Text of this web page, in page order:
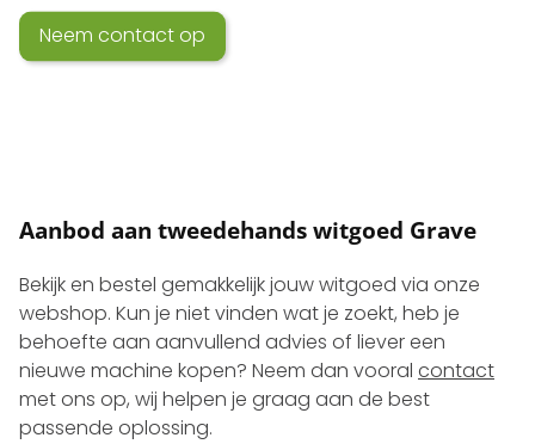
Neem contact op
Aanbod aan tweedehands witgoed Grave
Bekijk en bestel gemakkelijk jouw witgoed via onze
webshop. Kun je niet vinden wat je zoekt, heb je
behoefte aan aanvullend advies of liever een
nieuwe machine kopen? Neem dan vooral contact
met ons op, wij helpen je graag aan de best
passende oplossing.